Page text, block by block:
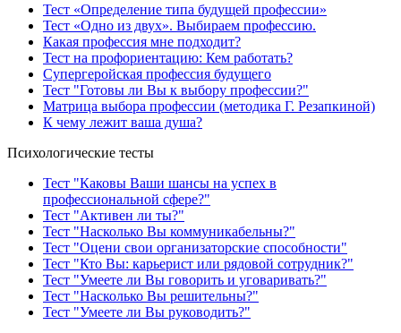
Тест «Определение типа будущей профессии»
Тест «Одно из двух». Выбираем профессию.
Какая профессия мне подходит?
Тест на профориентацию: Кем работать?
Супергеройская профессия будущего
Тест "Готовы ли Вы к выбору профессии?"
Матрица выбора профессии (методика Г. Резапкиной)
К чему лежит ваша душа?
Психологические тесты
Тест "Каковы Ваши шансы на успех в
профессиональной сфере?"
Тест "Активен ли ты?"
Тест "Насколько Вы коммуникабельны?"
Тест "Оцени свои организаторские способности"
Тест "Кто Вы: карьерист или рядовой сотрудник?"
Тест "Умеете ли Вы говорить и уговаривать?"
Тест "Насколько Вы решительны?"
Тест "Умеете ли Вы руководить?"